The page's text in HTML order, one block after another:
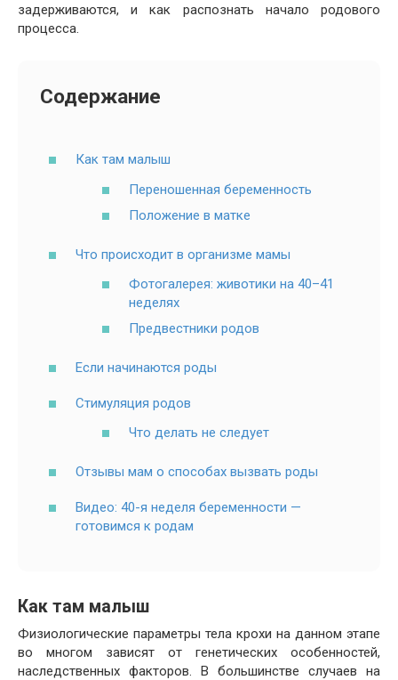
задерживаются, и как распознать начало родового
процесса.
Содержание
Как там малыш
Переношенная беременность
Положение в матке
Что происходит в организме мамы
Фотогалерея: животики на 40–41
неделях
Предвестники родов
Если начинаются роды
Стимуляция родов
Что делать не следует
Отзывы мам о способах вызвать роды
Видео: 40-я неделя беременности —
готовимся к родам
Как там малыш
Физиологические параметры тела крохи на данном этапе
во многом зависят от генетических особенностей,
наследственных факторов. В большинстве случаев на